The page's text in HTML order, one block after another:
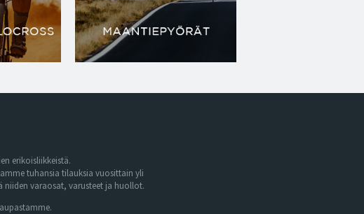
erikoisliikkeistä.
tuhansia tilauksia vuosittain yli
niiden varaosat, varusteet ja huollot.